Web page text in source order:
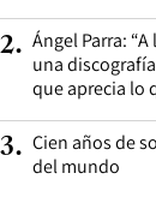
2. Ángel Parra:
una
que aprecia lo
3. Cien años de
del mundo